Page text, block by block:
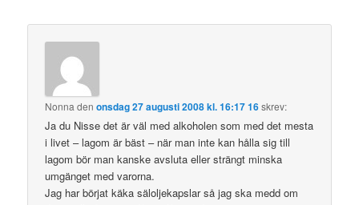
Nonnadenonsdag 27 augusti 2008 kl. 16:17 16skrev:
Ja du Nisse det är väl med alkoholen som med det mesta
i livet – lagom är bäst – när man inte kan hålla sig till
lagom bör man kanske avsluta eller strängt minska
umgänget med varorna.
Jag har börjat käka säloljekapslar så jag ska medd om